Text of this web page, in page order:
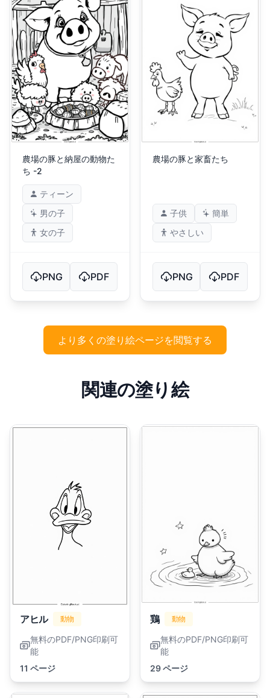
農場の豚と納屋の動物た
ち -2
ティーン
男の子
女の子
PNG PDF
農場の豚と家畜たち
子供
簡単
やさしい
PNG PDF
より多くの塗り絵ページを閲覧する
関連の塗り絵
アヒル 動物
無料のPDF/PNG印刷可
能
11 ページ
鶏 動物
無料のPDF/PNG印刷可
能
29 ページ